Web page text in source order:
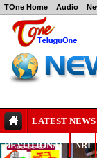
TOne Home Audio
LATEST NEWS
DEVOTIONAL NRI